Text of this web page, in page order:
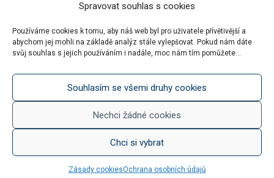
Spravovat souhlas s cookies
Používáme cookies k tomu, aby náš web byl pro uživatele přívětivější a
abychom jej mohli na základě analýz stále vylepšovat. Pokud nám dáte
svůj souhlas s jejich používáním i nadále, moc nám tím pomůžete...
Souhlasím se všemi druhy cookies
Nechci žádné cookies
Chci si vybrat
Zásady cookiesOchrana osobních údajů
Dárkové balení
KATEGORIE BLOGU
O včelaření
Radek na kole